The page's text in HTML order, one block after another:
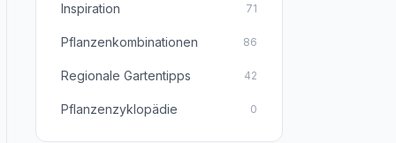
Inspiration 71
Pflanzenkombinationen 86
Regionale Gartentipps 42
Pflanzenzyklopädie 0